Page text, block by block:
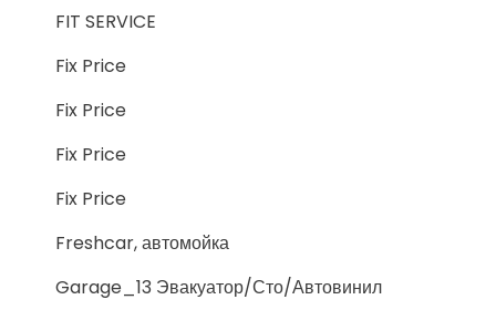
FIT SERVICE
Fix Price
Fix Price
Fix Price
Fix Price
Freshcar, автомойка
Garage_13 Эвакуатор/Сто/Автовинил